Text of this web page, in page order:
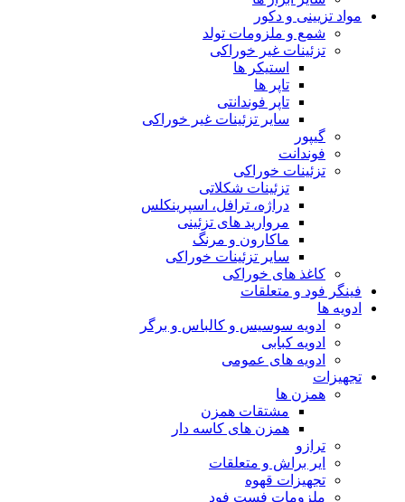
مواد تزیینی و دکور
شمع و ملزومات تولد
تزئینات غیر خوراکی
استیکر ها
تاپر ها
تاپر فوندانتی
سایر تزئینات غیر خوراکی
گیپور
فوندانت
تزئینات خوراکی
تزئینات شکلاتی
دراژه، ترافل، اسپرینکلس
مروارید های تزئینی
ماکارون و مرنگ
سایر تزئینات خوراکی
کاغذ های خوراکی
فینگر فود و متعلقات
ادویه ها
ادویه سوسیس و کالباس و برگر
ادویه کبابی
ادویه های عمومی
تجهیزات
همزن ها
مشتقات همزن
همزن های کاسه دار
ترازو
ایر براش و متعلقات
تجهیزات قهوه
ملزومات فست فود